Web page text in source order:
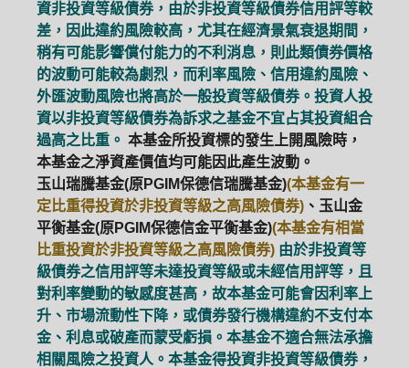
資非投資等級債券，由於非投資等級債券信用評等較
差，因此違約風險較高，尤其在經濟景氣衰退期間，
稍有可能影響償付能力的不利消息，則此類債券價格
的波動可能較為劇烈，而利率風險、信用違約風險、
外匯波動風險也將高於一般投資等級債券。投資人投
資以非投資等級債券為訴求之基金不宜占其投資組合
過高之比重。 本基金所投資標的發生上開風險時，
本基金之淨資產價值均可能因此產生波動。
玉山瑞騰基金(原PGIM保德信瑞騰基金)(本基金有一
定比重得投資於非投資等級之高風險債券) 、玉山金
平衡基金(原PGIM保德信金平衡基金)(本基金有相當
比重投資於非投資等級之高風險債券) 由於非投資等
級債券之信用評等未達投資等級或未經信用評等，且
對利率變動的敏感度甚高，故本基金可能會因利率上
升、市場流動性下降，或債券發行機構違約不支付本
金、利息或破產而蒙受虧損。本基金不適合無法承擔
相關風險之投資人。本基金得投資非投資等級債券，